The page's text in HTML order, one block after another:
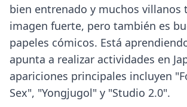
bien entrenado y muchos villanos
imagen fuerte, pero también es
papeles cómicos. Está
apunta a realizar actividades en
apariciones principales incluyen
Sex", "Yongjugol" y "Studio 2.0".